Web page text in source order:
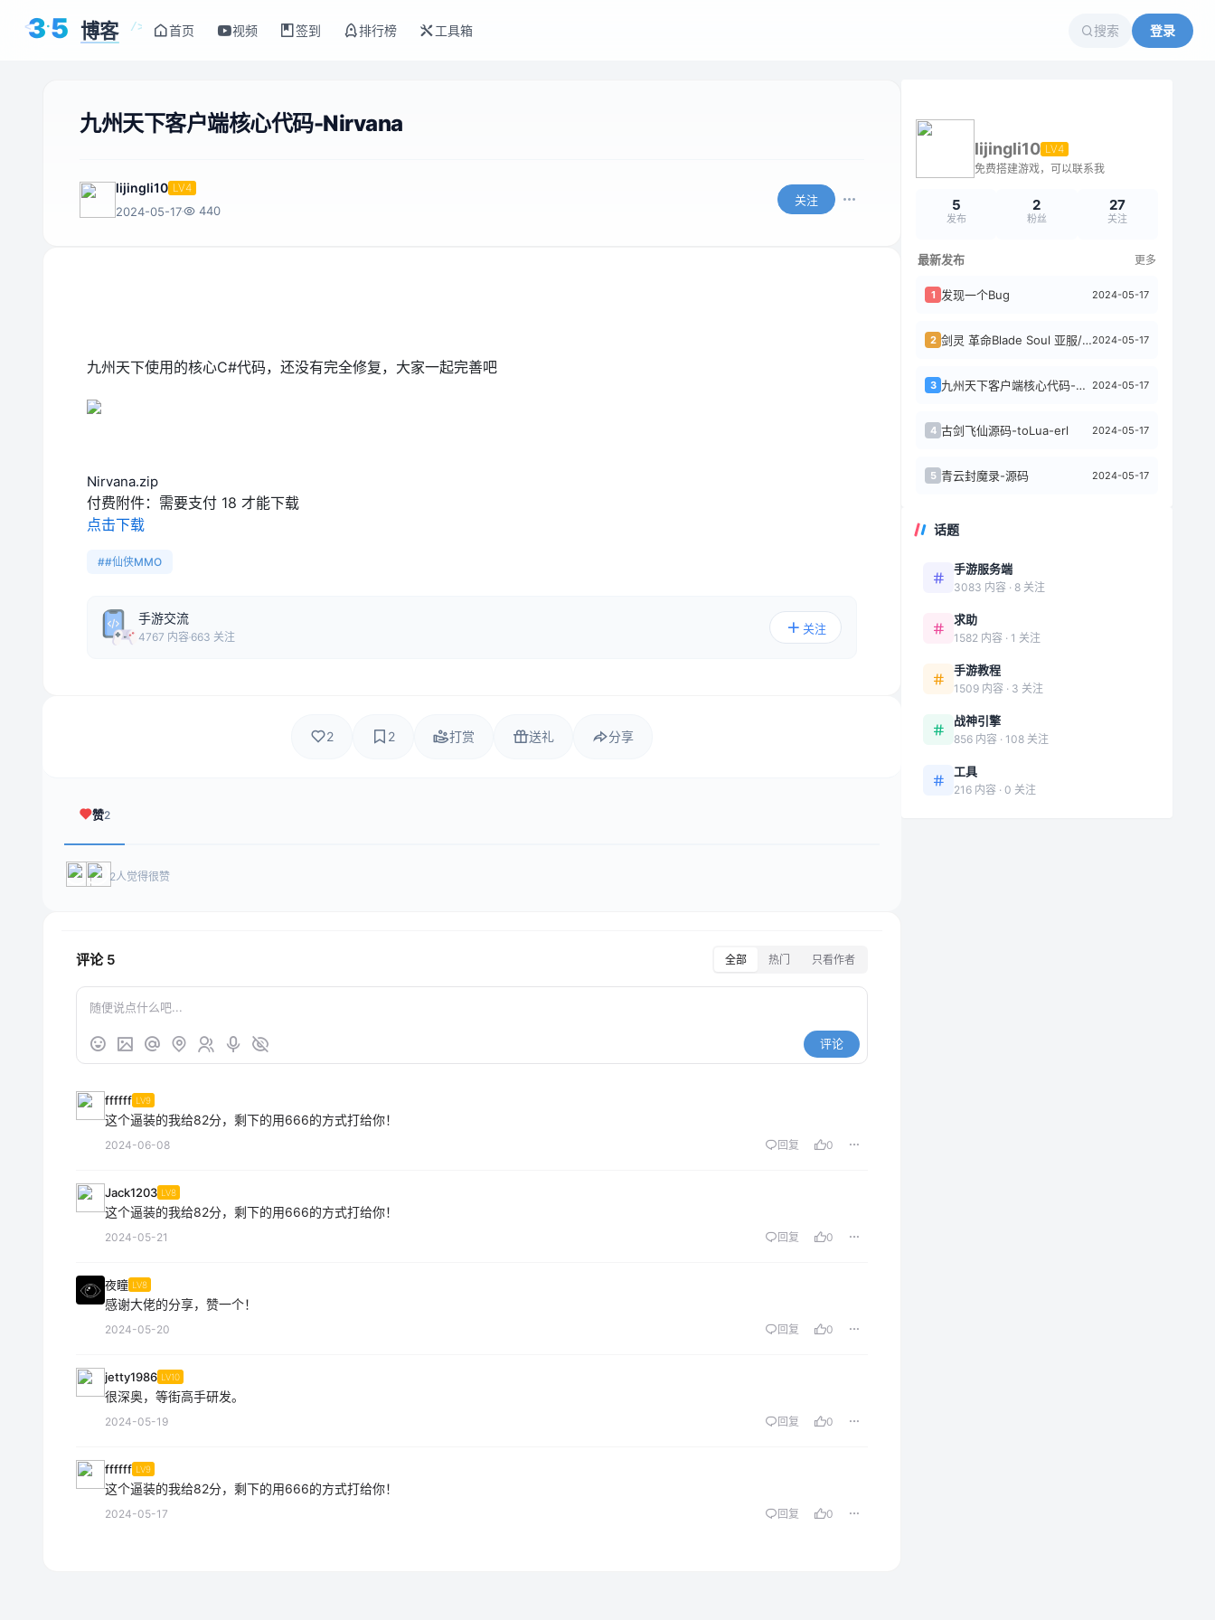
< />
35 博客 首页 视频 签到 排行榜 工具箱 搜索 登录
九州天下客户端核心代码-Nirvana
lijingli10 LV4
2024-05-17 440
关注
九州天下使用的核心C#代码，还没有完全修复，大家一起完善吧
Nirvana.zip
付费附件： 需要支付 18 才能下载
点击下载
##仙侠MMO
手游交流
4767 内容 663 关注
关注
2 2 打赏 送礼 分享
赞2
2人觉得很赞
评论 5 全部 热门 只看作者
评论
ffffff LV9
这个逼装的我给82分，剩下的用666的方式打给你！
2024-06-08 回复 0
Jack1203 LV8
这个逼装的我给82分，剩下的用666的方式打给你！
2024-05-21 回复 0
夜瞳 LV8
感谢大佬的分享，赞一个！
2024-05-20 回复 0
jetty1986 LV10
很深奥，等街高手研发。
2024-05-19 回复 0
ffffff LV9
这个逼装的我给82分，剩下的用666的方式打给你！
2024-05-17 回复 0
lijingli10 LV4
免费搭建游戏，可以联系我
5
发布
2
粉丝
27
关注
最新发布 更多
1 发现一个Bug 2024-05-17
2 剑灵 革命Blade Soul 亚服/港台服/ Revolution 国际服2024-05-17
3 九州天下客户端核心代码-Nirvana 2024-05-17
4 古剑飞仙源码-toLua-erl 2024-05-17
5 青云封魔录-源码 2024-05-17
话题
手游服务端
3083 内容 · 8 关注
求助
1582 内容 · 1 关注
手游教程
1509 内容 · 3 关注
战神引擎
856 内容 · 108 关注
工具
216 内容 · 0 关注